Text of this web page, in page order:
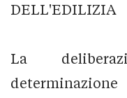
DELL'EDILIZIA
La